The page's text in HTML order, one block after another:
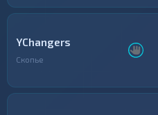
YChangers
Скопье